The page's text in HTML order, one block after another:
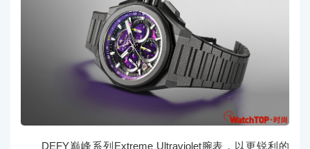
DEFY巅峰系列Extreme Ultraviolet腕表，以更锐利的